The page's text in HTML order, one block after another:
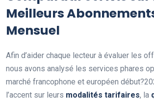
Meilleurs
Mensuel
Afin d’aider chaque lecteur à évaluer les
nous avons analysé les services phares
marché francophone et européen
l’accent sur leurs modalités tarifaires, la